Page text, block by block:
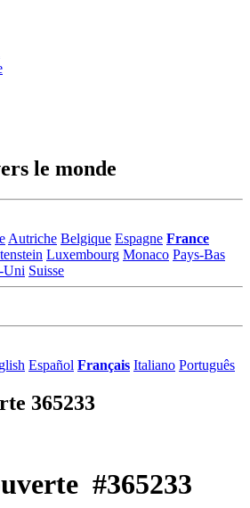
le monde
Autriche Belgique Espagne France
Luxembourg Monaco Pays-Bas
Uni Suisse
Español Français Italiano Português
365233
#365233